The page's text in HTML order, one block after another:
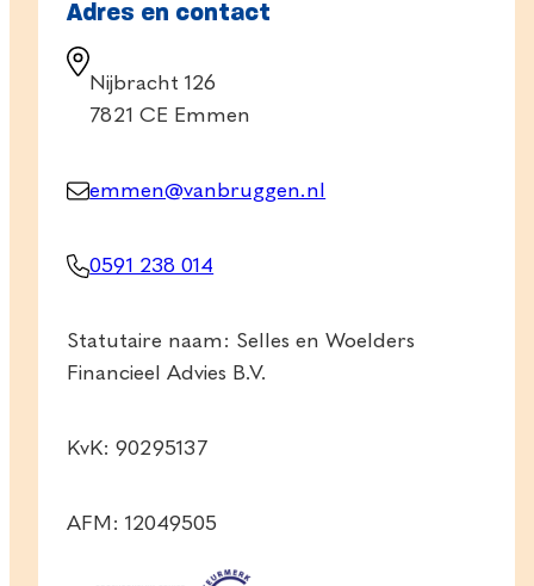
Adres en contact
Nijbracht 126
7821 CE Emmen
emmen@vanbruggen.nl
0591 238 014
Statutaire naam: Selles en Woelders
Financieel Advies B.V.
KvK: 90295137
AFM: 12049505